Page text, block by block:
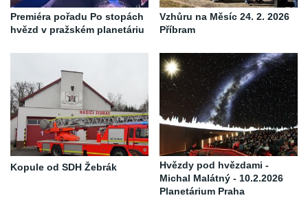
Premiéra pořadu Po stopách
hvězd v pražském planetáriu
Vzhůru na Měsíc 24. 2. 2026
Příbram
Kopule od SDH Žebrák
Hvězdy pod hvězdami -
Michal Malátný - 10.2.2026
Planetárium Praha